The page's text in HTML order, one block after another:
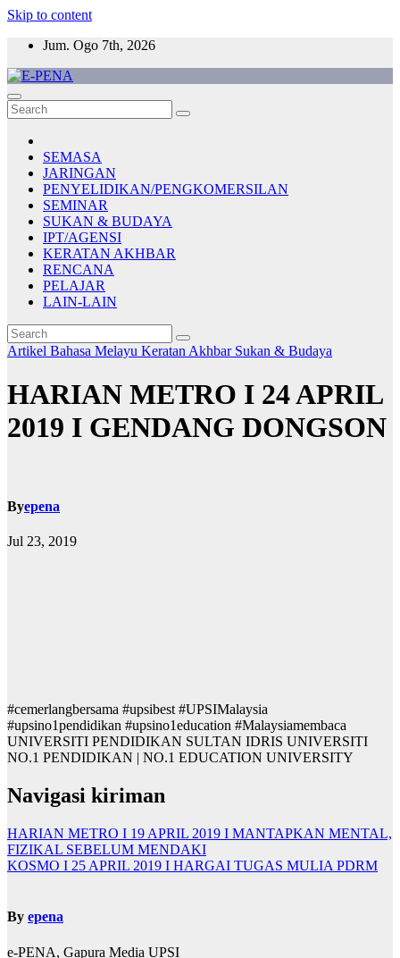
Skip to content
Jum. Ogo 7th, 2026
E-PENA
Berita Digital Terkini
SEMASA
JARINGAN
PENYELIDIKAN/PENGKOMERSILAN
SEMINAR
SUKAN & BUDAYA
IPT/AGENSI
KERATAN AKHBAR
RENCANA
PELAJAR
LAIN-LAIN
Artikel Bahasa Melayu Keratan Akhbar Sukan & Budaya
HARIAN METRO I 24 APRIL
2019 I GENDANG DONGSON
Byepena
Jul 23, 2019
#cemerlangbersama #upsibest #UPSIMalaysia
#upsino1pendidikan #upsino1education #Malaysiamembaca
UNIVERSITI PENDIDIKAN SULTAN IDRIS UNIVERSITI
NO.1 PENDIDIKAN | NO.1 EDUCATION UNIVERSITY
Navigasi kiriman
HARIAN METRO I 19 APRIL 2019 I MANTAPKAN MENTAL,
FIZIKAL SEBELUM MENDAKI
KOSMO I 25 APRIL 2019 I HARGAI TUGAS MULIA PDRM
By epena
e-PENA, Gapura Media UPSI